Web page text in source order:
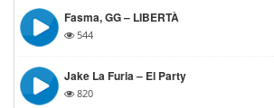
Fasma, GG – LIBERTÀ
544
Jake La Furia – El Party
820